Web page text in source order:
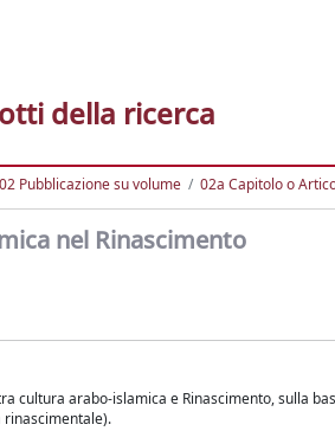
della ricerca
02 Pubblicazione su volume 02a Capitolo o
nel Rinascimento
cultura arabo-islamica e Rinascimento, sulla
rinascimentale).